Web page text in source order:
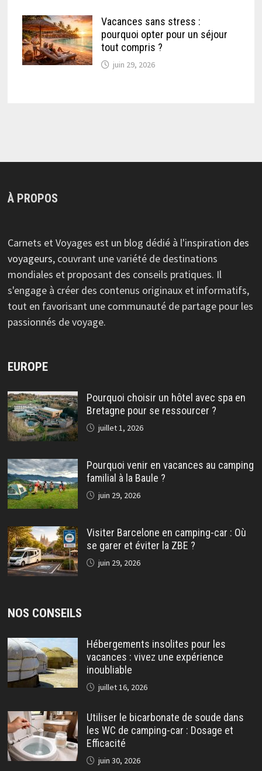
Vacances sans stress :
pourquoi opter pour un séjour
tout compris ?
juin 29, 2026
À PROPOS
Carnets et Voyages est un blog dédié à l'inspiration des
voyageurs, couvrant une variété de destinations
mondiales et proposant des conseils pratiques. Il
s'engage à créer des contenus originaux et informatifs,
tout en favorisant une communauté de partage pour les
passionnés de voyage.
EUROPE
Pourquoi choisir un hôtel avec spa en
Bretagne pour se ressourcer ?
juillet 1, 2026
Pourquoi venir en vacances au camping
familial à la Baule ?
juin 29, 2026
Visiter Barcelone en camping-car : Où
se garer et éviter la ZBE ?
juin 29, 2026
NOS CONSEILS
Hébergements insolites pour les
vacances : vivez une expérience
inoubliable
juillet 16, 2026
Utiliser le bicarbonate de soude dans
les WC de camping-car : Dosage et
Efficacité
juin 30, 2026